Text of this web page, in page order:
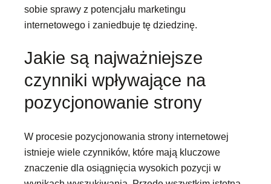
sobie sprawy z potencjału marketingu
internetowego i zaniedbuje tę dziedzinę.
Jakie są najważniejsze
czynniki wpływające na
pozycjonowanie strony
W procesie pozycjonowania strony internetowej
istnieje wiele czynników, które mają kluczowe
znaczenie dla osiągnięcia wysokich pozycji w